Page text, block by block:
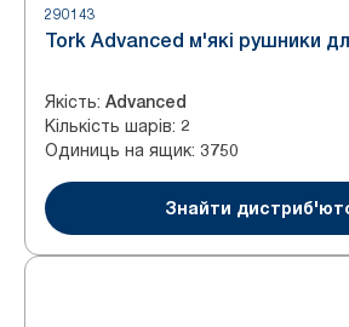
290143
Tork Advanced м'які рушники
Якість: Advanced
Кількість шарів: 2
Одиниць на ящик: 3750
Знайти